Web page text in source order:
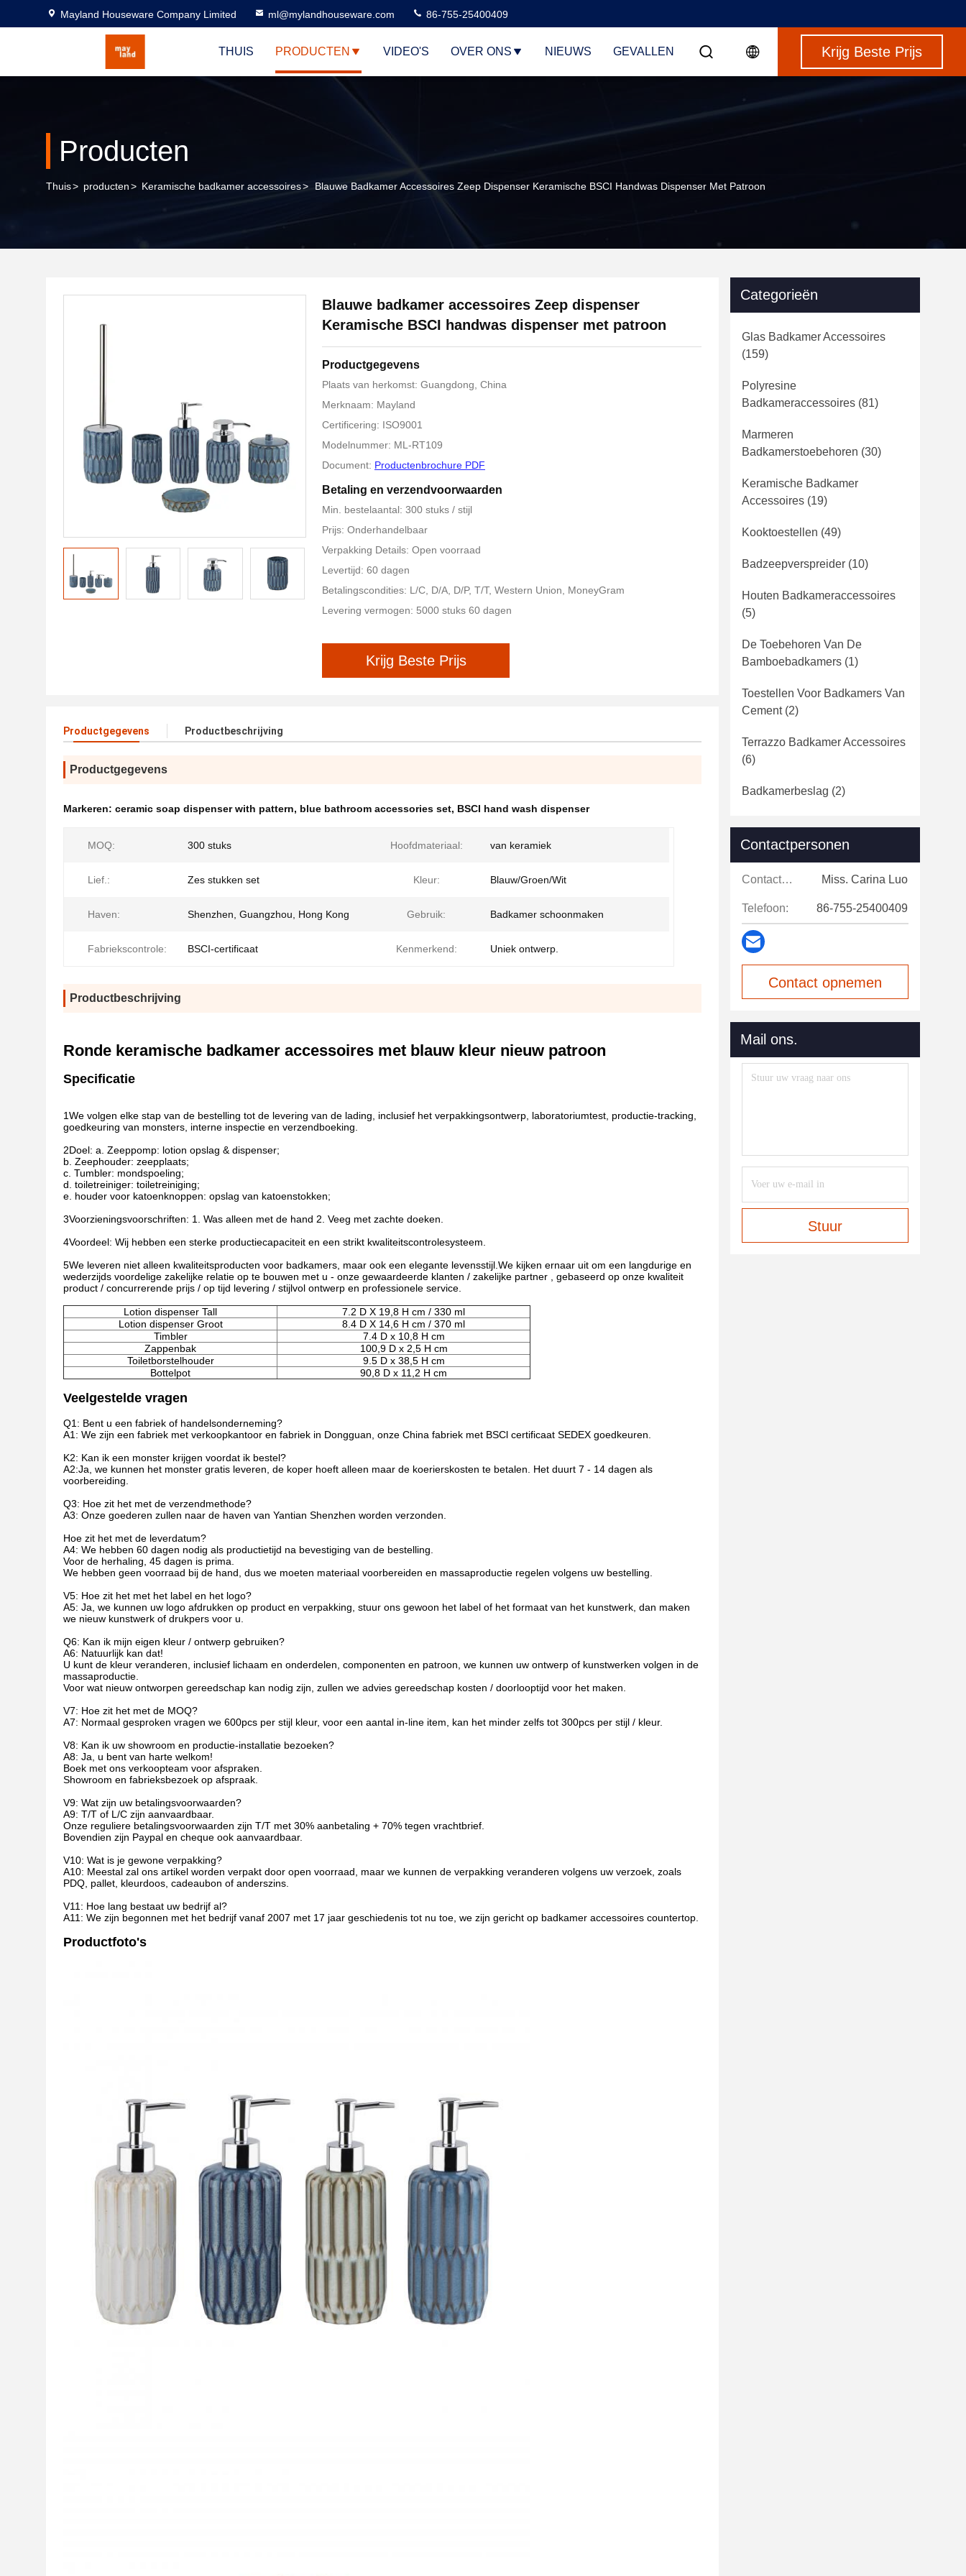
Mayland Houseware Company Limited ml@mylandhouseware.com 86-755-25400409
THUIS PRODUCTEN VIDEO'S OVER ONS NIEUWS GEVALLEN Krijg Beste Prijs
Producten
Thuis> producten> Keramische badkamer accessoires> Blauwe Badkamer Accessoires Zeep Dispenser Keramische BSCI Handwas Dispenser Met Patroon
Blauwe badkamer accessoires Zeep dispenser
Keramische BSCI handwas dispenser met patroon
Productgegevens
Plaats van herkomst: Guangdong, China
Merknaam: Mayland
Certificering: ISO9001
Modelnummer: ML-RT109
Document: Productenbrochure PDF
Betaling en verzendvoorwaarden
Min. bestelaantal: 300 stuks / stijl
Prijs: Onderhandelbaar
Verpakking Details: Open voorraad
Levertijd: 60 dagen
Betalingscondities: L/C, D/A, D/P, T/T, Western Union, MoneyGram
Levering vermogen: 5000 stuks 60 dagen
Krijg Beste Prijs
Productgegevens Productbeschrijving
Productgegevens
Markeren: ceramic soap dispenser with pattern, blue bathroom accessories set, BSCI hand wash dispenser
MOQ: 300 stuks Hoofdmateriaal: van keramiek
Lief.: Zes stukken set Kleur: Blauw/Groen/Wit
Haven: Shenzhen, Guangzhou, Hong Kong Gebruik: Badkamer schoonmaken
Fabriekscontrole: BSCI-certificaat Kenmerkend: Uniek ontwerp.
Productbeschrijving
Ronde keramische badkamer accessoires met blauw kleur nieuw patroon
Specificatie
1We volgen elke stap van de bestelling tot de levering van de lading, inclusief het verpakkingsontwerp, laboratoriumtest, productie-tracking,
goedkeuring van monsters, interne inspectie en verzendboeking.
2Doel: a. Zeeppomp: lotion opslag & dispenser;
b. Zeephouder: zeepplaats;
c. Tumbler: mondspoeling;
d. toiletreiniger: toiletreiniging;
e. houder voor katoenknoppen: opslag van katoenstokken;
3Voorzieningsvoorschriften: 1. Was alleen met de hand 2. Veeg met zachte doeken.
4Voordeel: Wij hebben een sterke productiecapaciteit en een strikt kwaliteitscontrolesysteem.
5We leveren niet alleen kwaliteitsproducten voor badkamers, maar ook een elegante levensstijl.We kijken ernaar uit om een langdurige en
wederzijds voordelige zakelijke relatie op te bouwen met u - onze gewaardeerde klanten / zakelijke partner , gebaseerd op onze kwaliteit
product / concurrerende prijs / op tijd levering / stijlvol ontwerp en professionele service.
Lotion dispenser Tall
7.2 D X 19,8 H cm / 330 ml
Lotion dispenser Groot
8.4 D X 14,6 H cm / 370 ml
Timbler
7.4 D x 10,8 H cm
Zappenbak
100,9 D x 2,5 H cm
Toiletborstelhouder
9.5 D x 38,5 H cm
Bottelpot
90,8 D x 11,2 H cm
Veelgestelde vragen
Q1: Bent u een fabriek of handelsonderneming?
A1: We zijn een fabriek met verkoopkantoor en fabriek in Dongguan, onze China fabriek met BSCl certificaat SEDEX goedkeuren.
K2: Kan ik een monster krijgen voordat ik bestel?
A2:Ja, we kunnen het monster gratis leveren, de koper hoeft alleen maar de koerierskosten te betalen. Het duurt 7 - 14 dagen als
voorbereiding.
Q3: Hoe zit het met de verzendmethode?
A3: Onze goederen zullen naar de haven van Yantian Shenzhen worden verzonden.
Hoe zit het met de leverdatum?
A4: We hebben 60 dagen nodig als productietijd na bevestiging van de bestelling.
Voor de herhaling, 45 dagen is prima.
We hebben geen voorraad bij de hand, dus we moeten materiaal voorbereiden en massaproductie regelen volgens uw bestelling.
V5: Hoe zit het met het label en het logo?
A5: Ja, we kunnen uw logo afdrukken op product en verpakking, stuur ons gewoon het label of het formaat van het kunstwerk, dan maken
we nieuw kunstwerk of drukpers voor u.
Q6: Kan ik mijn eigen kleur / ontwerp gebruiken?
A6: Natuurlijk kan dat!
U kunt de kleur veranderen, inclusief lichaam en onderdelen, componenten en patroon, we kunnen uw ontwerp of kunstwerken volgen in de
massaproductie.
Voor wat nieuw ontworpen gereedschap kan nodig zijn, zullen we advies gereedschap kosten / doorlooptijd voor het maken.
V7: Hoe zit het met de MOQ?
A7: Normaal gesproken vragen we 600pcs per stijl kleur, voor een aantal in-line item, kan het minder zelfs tot 300pcs per stijl / kleur.
V8: Kan ik uw showroom en productie-installatie bezoeken?
A8: Ja, u bent van harte welkom!
Boek met ons verkoopteam voor afspraken.
Showroom en fabrieksbezoek op afspraak.
V9: Wat zijn uw betalingsvoorwaarden?
A9: T/T of L/C zijn aanvaardbaar.
Onze reguliere betalingsvoorwaarden zijn T/T met 30% aanbetaling + 70% tegen vrachtbrief.
Bovendien zijn Paypal en cheque ook aanvaardbaar.
V10: Wat is je gewone verpakking?
A10: Meestal zal ons artikel worden verpakt door open voorraad, maar we kunnen de verpakking veranderen volgens uw verzoek, zoals
PDQ, pallet, kleurdoos, cadeaubon of anderszins.
V11: Hoe lang bestaat uw bedrijf al?
A11: We zijn begonnen met het bedrijf vanaf 2007 met 17 jaar geschiedenis tot nu toe, we zijn gericht op badkamer accessoires countertop.
Productfoto's
Categorieën
Glas Badkamer Accessoires
(159)
Polyresine
Badkameraccessoires (81)
Marmeren
Badkamerstoebehoren (30)
Keramische Badkamer
Accessoires (19)
Kooktoestellen (49)
Badzeepverspreider (10)
Houten Badkameraccessoires
(5)
De Toebehoren Van De
Bamboebadkamers (1)
Toestellen Voor Badkamers Van
Cement(2)
Terrazzo Badkamer Accessoires
(6)
Badkamerbeslag (2)
Contactpersonen
Contactpersonen: Miss. Carina Luo
Telefoon: 86-755-25400409
Contact opnemen
Mail ons.
Stuur